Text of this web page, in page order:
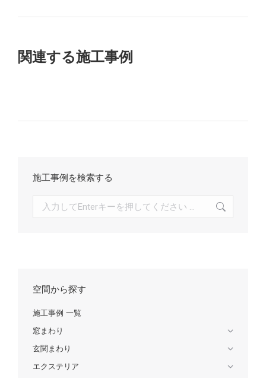
の
シ
ョ
ク
関連する施工事例
施工事例を検索する
空間から探す
施工事例 一覧
窓まわり
玄関まわり
エクステリア